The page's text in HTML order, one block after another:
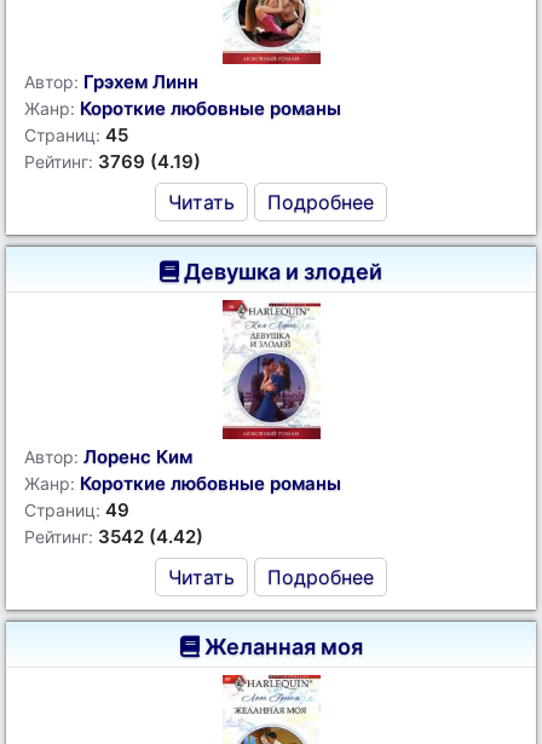
Автор: Грэхем Линн
Жанр: Короткие любовные романы
Страниц: 45
Рейтинг: 3769 (4.19)
Читать Подробнее
Девушка и злодей
Автор: Лоренс Ким
Жанр: Короткие любовные романы
Страниц: 49
Рейтинг: 3542 (4.42)
Читать Подробнее
Желанная моя